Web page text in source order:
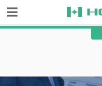
あ）IKCS株式会社